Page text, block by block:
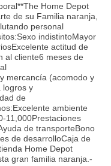
Home Depot
de su Familia naranja,
personal
indistintoMayor
actitud de
al cliente6 meses de
mercancía (acomodo y
logros y
de
ambiente
11,000Prestaciones
de transporteBono
de desarrolloCaja de
Home Depot
gran familia naranja.-